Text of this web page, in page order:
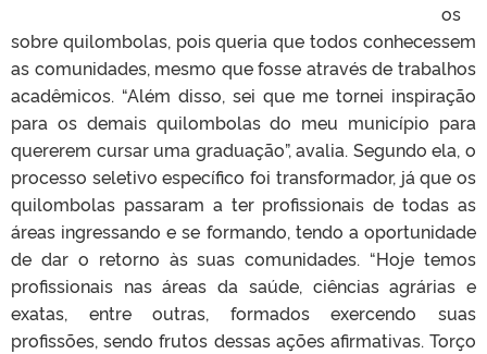
os
sobre quilombolas, pois queria que todos conhecessem
as comunidades, mesmo que fosse através de trabalhos
acadêmicos. “Além disso, sei que me tornei inspiração
para os demais quilombolas do meu município para
quererem cursar uma graduação”, avalia. Segundo ela, o
processo seletivo específico foi transformador, já que os
quilombolas passaram a ter profissionais de todas as
áreas ingressando e se formando, tendo a oportunidade
de dar o retorno às suas comunidades. “Hoje temos
profissionais nas áreas da saúde, ciências agrárias e
exatas, entre outras, formados exercendo suas
profissões, sendo frutos dessas ações afirmativas. Torço